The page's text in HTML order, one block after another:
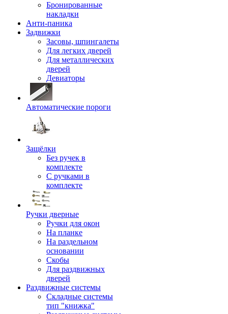
Бронированные
накладки
Анти-паника
Задвижки
Засовы, шпингалеты
Для легких дверей
Для металлических
дверей
Девиаторы
Автоматические пороги
Защёлки
Без ручек в
комплекте
С ручками в
комплекте
Ручки дверные
Ручки для окон
На планке
На раздельном
основании
Скобы
Для раздвижных
дверей
Раздвижные системы
Складные системы
тип "книжка"